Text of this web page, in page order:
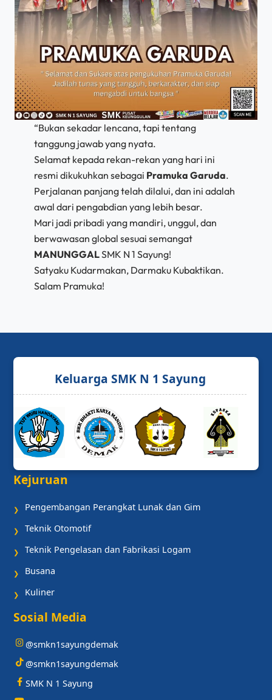
“Bukan sekadar lencana, tapi tentang
tanggung jawab yang nyata.
Selamat kepada rekan-rekan yang hari ini
resmi dikukuhkan sebagai Pramuka Garuda.
Perjalanan panjang telah dilalui, dan ini adalah
awal dari pengabdian yang lebih besar.
Mari jadi pribadi yang mandiri, unggul, dan
berwawasan global sesuai semangat
MANUNGGALSMK N 1 Sayung!
Satyaku Kudarmakan, Darmaku Kubaktikan.
Salam Pramuka!
Keluarga SMK N 1 Sayung
Kejuruan
❯ Pengembangan Perangkat Lunak dan Gim
❯ Teknik Otomotif
❯ Teknik Pengelasan dan Fabrikasi Logam
❯ Busana
❯ Kuliner
Sosial Media
@smkn1sayungdemak
@smkn1sayungdemak
SMK N 1 Sayung